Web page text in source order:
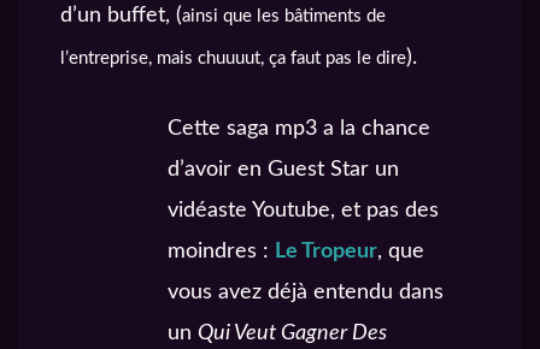
d’un buffet, (ainsi que les bâtiments de
l’entreprise, mais chuuuut, ça faut pas le dire).
Cette saga mp3 a la chance
d’avoir en Guest Star un
vidéaste Youtube, et pas des
moindres : Le Tropeur, que
vous avez déjà entendu dans
un Qui Veut Gagner Des